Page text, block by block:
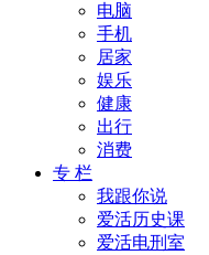
电脑
手机
居家
娱乐
健康
出行
消费
专 栏
我跟你说
爱活历史课
爱活电刑室